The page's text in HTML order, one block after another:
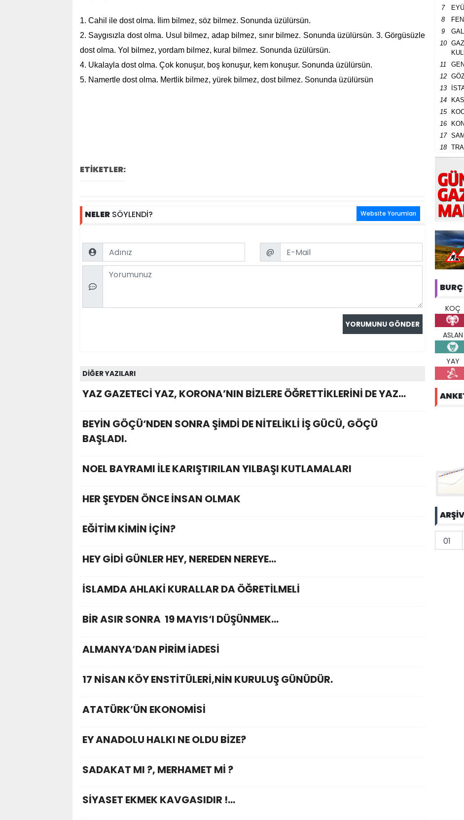
1. Cahil ile dost olma. İlim bilmez, söz bilmez. Sonunda üzülürsün.
2. Saygısızla dost olma. Usul bilmez, adap bilmez, sınır bilmez. Sonunda üzülürsün. 3. Görgüsüzle
dost olma. Yol bilmez, yordam bilmez, kural bilmez. Sonunda üzülürsün.
4. Ukalayla dost olma. Çok konuşur, boş konuşur, kem konuşur. Sonunda üzülürsün.
5. Namertle dost olma. Mertlik bilmez, yürek bilmez, dost bilmez. Sonunda üzülürsün
ETİKETLER:
NELER SÖYLENDİ? Website Yorumları
Name Email
@
Comment
DİĞER YAZILARI
YAZ GAZETECİ YAZ, KORONA’NIN BİZLERE ÖĞRETTİKLERİNİ DE YAZ…
BEYİN GÖÇÜ‘NDEN SONRA ŞİMDİ DE NİTELİKLİ İŞ GÜCÜ, GÖÇÜ
BAŞLADI.
NOEL BAYRAMI İLE KARIŞTIRILAN YILBAŞI KUTLAMALARI
HER ŞEYDEN ÖNCE İNSAN OLMAK
EĞİTİM KİMİN İÇİN?
HEY GİDİ GÜNLER HEY, NEREDEN NEREYE…
İSLAMDA AHLAKİ KURALLAR DA ÖĞRETİLMELİ
BİR ASIR SONRA 19 MAYIS‘I DÜŞÜNMEK...
ALMANYA‘DAN PİRİM İADESİ
17 NİSAN KÖY ENSTİTÜLERİ,NİN KURULUŞ GÜNÜDÜR.
ATATÜRK’ÜN EKONOMİSİ
EY ANADOLU HALKI NE OLDU BİZE?
SADAKAT MI ?, MERHAMET Mİ ?
SİYASET EKMEK KAVGASIDIR !...
7
8
9
10
11
12
13
14
15
16
17
18
BURÇ
KOÇ
ASLAN
YAY
ARŞİV